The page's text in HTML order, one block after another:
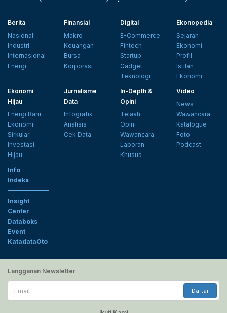
Berita
Nasional
Industri
Internasional
Energi
Finansial
Makro
Keuangan
Bursa
Korporasi
Digital
E-Commerce
Fintech
Startup
Gadget
Teknologi
Ekonopedia
Sejarah
Ekonomi
Profil
Istilah
Ekonomi
Ekonomi
Hijau
Energi Baru
Ekonomi
Sirkular
Investasi
Hijau
Jurnalisme
Data
Infografik
Analisis
Cek Data
In-Depth &
Opini
Telaah
Opini
Wawancara
Laporan
Khusus
Video
News
Wawancara
Katalogue
Foto
Podcast
Info
Indeks
Insight
Center
Databoks
Event
KatadataOto
Langganan Newsletter
Email
Daftar